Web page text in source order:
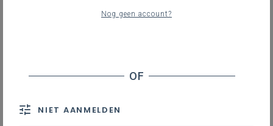
Een interactieve visual Lessen met effect met
Enkele voorbeelden hoe je sterker effect kunt halen uit
jouw STEM-lessen
Nog geen account?
NIET AANMELDEN